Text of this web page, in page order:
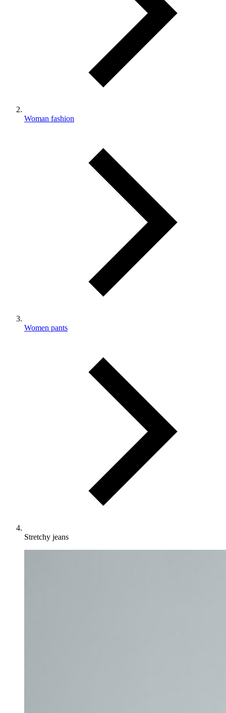
Woman fashion
Women pants
Stretchy jeans